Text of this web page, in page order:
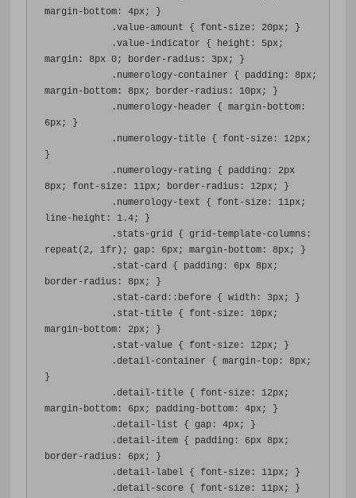
margin-bottom : 4px;
}
.value-amount { font-size : 20px;
}
.value-indicator { height : 5px;
margin : 8px 0; border-radius : 3px;
}
. numerology-container { padding : 8px;
margin-bottom : 8px; border-radius : 10px;
}
. numerology-header { margin-bottom :
6px;
}
. numerology-title { font-size : 12px;
}
. numerology-rating { padding :
2px
8px; font-size : 11px; border-radius : 12px;
}
. numerology-text { font-size : 11px;
line-height : 1.4;
}
. stats-grid { grid-template-columns :
repeat ( 2, 1fr ); gap : 6px; margin-bottom : 8px;
}
. stat-card { padding : 6px 8px;
border-radius : 8px;
}
. stat-card :: before { width : 3px;
}
. stat-title { font-size : 10px;
margin-bottom : 2px;
}
. stat-value { font-size : 12px;
}
. detail-container { margin-top : 8px;
}
. detail-title { font-size : 12px;
margin-bottom : 6px; padding-bottom : 4px;
}
. detail-list { gap : 4px;
}
. detail-item { padding : 6px 8px;
border-radius : 6px;
}
. detail-label { font-size : 11px;
}
. detail-score { font-size : 11px;
}